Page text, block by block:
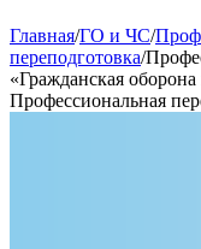
Главная/ГО и ЧС/
переподготовка/
«Гражданская
Профессиональная